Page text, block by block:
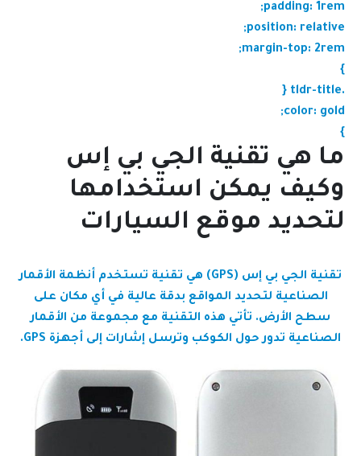
padding: 1rem;
position: relative;
margin-top: 2rem;
}
.tldr-title {
color: gold;
}
ما هي تقنية الجي بي إس
وكيف يمكن استخدامها
لتحديد موقع السيارات
تقنية الجي بي إس (GPS) هي تقنية تستخدم أنظمة الأقمار
الصناعية لتحديد المواقع بدقة عالية في أي مكان على
سطح الأرض. تأتي هذه التقنية مع مجموعة من الأقمار
الصناعية تدور حول الكوكب وترسل إشارات إلى أجهزة GPS.